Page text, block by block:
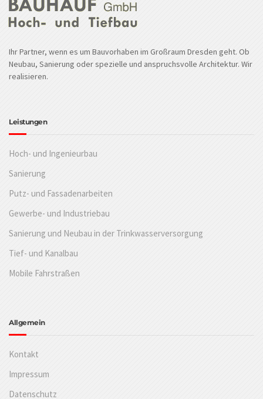
Ihr Partner, wenn es um Bauvorhaben im Großraum Dresden geht. Ob
Neubau, Sanierung oder spezielle und anspruchsvolle Architektur. Wir
realisieren.
Leistungen
Hoch- und Ingenieurbau
Sanierung
Putz- und Fassadenarbeiten
Gewerbe- und Industriebau
Sanierung und Neubau in der Trinkwasserversorgung
Tief- und Kanalbau
Mobile Fahrstraßen
Allgemein
Kontakt
Impressum
Datenschutz